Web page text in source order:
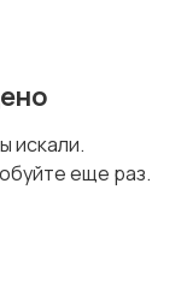
искали.
еще раз.